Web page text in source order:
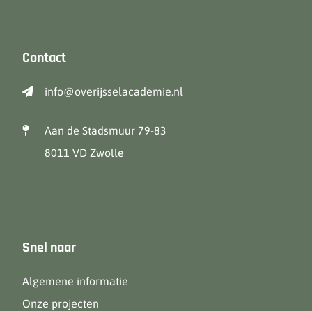
Contact
info@overijsselacademie.nl
Aan de Stadsmuur 79-83
8011 VD Zwolle
Snel naar
Algemene informatie
Onze projecten